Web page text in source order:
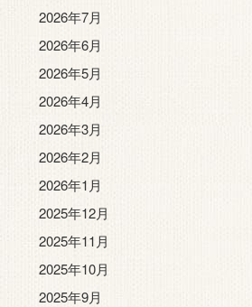
2026年7月
2026年6月
2026年5月
2026年4月
2026年3月
2026年2月
2026年1月
2025年12月
2025年11月
2025年10月
2025年9月